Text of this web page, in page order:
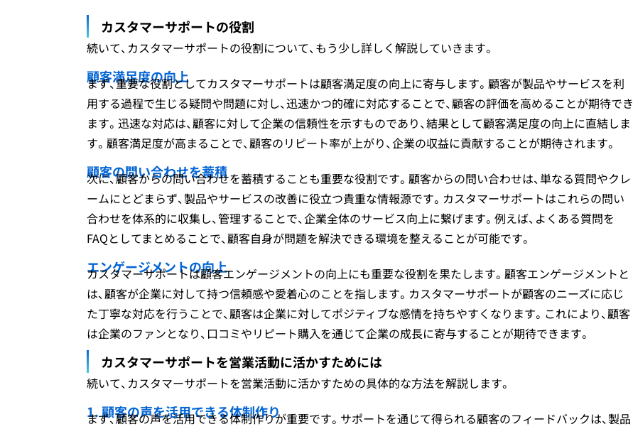
カスタマーサポートの役割
続いて、カスタマーサポートの役割について、もう少し詳しく解説していきます。
顧客満足度の向上
まず、重要な役割としてカスタマーサポートは顧客満足度の向上に寄与します。顧客が製品やサービスを利
用する過程で生じる疑問や問題に対し、迅速かつ的確に対応することで、顧客の評価を高めることが期待でき
ます。迅速な対応は、顧客に対して企業の信頼性を示すものであり、結果として顧客満足度の向上に直結しま
す。顧客満足度が高まることで、顧客のリピート率が上がり、企業の収益に貢献することが期待されます。
顧客の問い合わせを蓄積
次に、顧客からの問い合わせを蓄積することも重要な役割です。顧客からの問い合わせは、単なる質問やクレ
ームにとどまらず、製品やサービスの改善に役立つ貴重な情報源です。カスタマーサポートはこれらの問い
合わせを体系的に収集し、管理することで、企業全体のサービス向上に繋げます。例えば、よくある質問を
FAQとしてまとめることで、顧客自身が問題を解決できる環境を整えることが可能です。
エンゲージメントの向上
カスタマーサポートは顧客エンゲージメントの向上にも重要な役割を果たします。顧客エンゲージメントと
は、顧客が企業に対して持つ信頼感や愛着心のことを指します。カスタマーサポートが顧客のニーズに応じ
た丁寧な対応を行うことで、顧客は企業に対してポジティブな感情を持ちやすくなります。これにより、顧客
は企業のファンとなり、口コミやリピート購入を通じて企業の成長に寄与することが期待できます。
カスタマーサポートを営業活動に活かすためには
続いて、カスタマーサポートを営業活動に活かすための具体的な方法を解説します。
1. 顧客の声を活用できる体制作り
まず、顧客の声を活用できる体制作りが重要です。サポートを通じて得られる顧客のフィードバックは、製品